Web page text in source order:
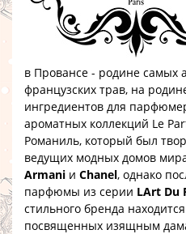
в Провансе - родине самых
французских трав, на
ингредиентов для
ароматных коллекций Le
Романиль, который был
ведущих модных домов
Armani и Chanel, однако
парфюмы из серии LArt Du
стильного бренда
посвященных изящным